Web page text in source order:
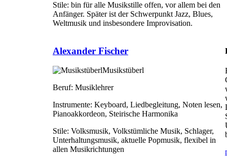
Stile: bin für alle Musikstille offen, vor allem bei den
Anfänger. Später ist der Schwerpunkt Jazz, Blues,
Weltmusik und insbesondere Improvisation.
Alexander Fischer
Musikstüberl
Beruf: Musiklehrer
Instrumente: Keyboard, Liedbegleitung, Noten lesen,
Pianoakkordeon, Steirische Harmonika
Stile: Volksmusik, Volkstümliche Musik, Schlager,
Unterhaltungsmusik, aktuelle Popmusik, flexibel in
allen Musikrichtungen